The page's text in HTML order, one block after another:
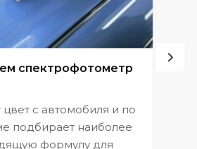
спектрофотометр
цвет с автомобиля и по
подбирает наиболее
формулу для